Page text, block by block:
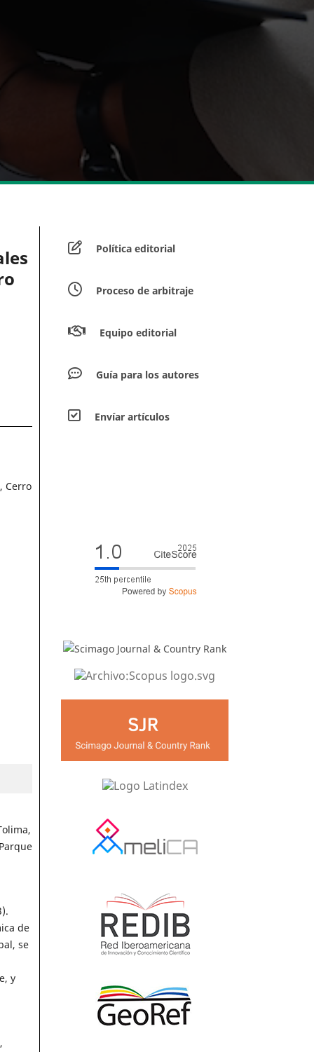
Cerro
de
se
y
Política editorial
Proceso de arbitraje
Equipo editorial
Guía para los autores
Envíar artículos